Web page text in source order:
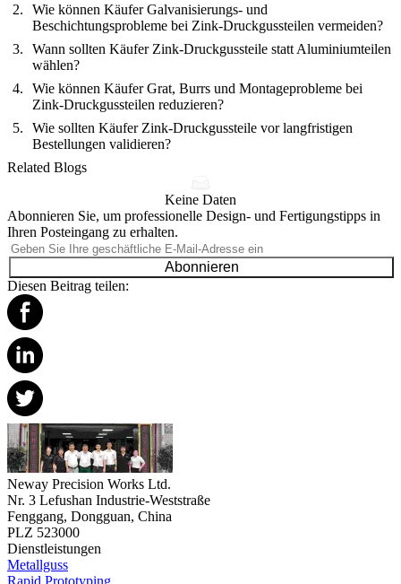
Wie können Käufer Galvanisierungs- und
Beschichtungsprobleme bei Zink-Druckgussteilen vermeiden?
Wann sollten Käufer Zink-Druckgussteile statt Aluminiumteilen
wählen?
Wie können Käufer Grat, Burrs und Montageprobleme bei
Zink-Druckgussteilen reduzieren?
Wie sollten Käufer Zink-Druckgussteile vor langfristigen
Bestellungen validieren?
Related Blogs
Keine Daten
Abonnieren Sie, um professionelle Design- und Fertigungstipps in
Ihren Posteingang zu erhalten.
Abonnieren
Diesen Beitrag teilen:
Neway Precision Works Ltd.
Nr. 3 Lefushan Industrie-Weststraße
Fenggang, Dongguan, China
PLZ 523000
Dienstleistungen
Metallguss
Rapid Prototyping